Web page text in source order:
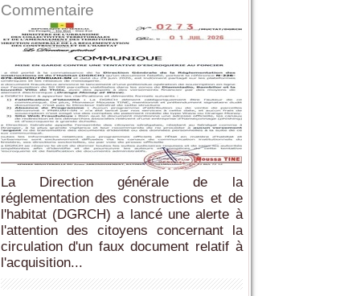
Commentaire
La Direction générale de la
réglementation des constructions et de
l'habitat (DGRCH) a lancé une alerte à
l'attention des citoyens concernant la
circulation d'un faux document relatif à
l'acquisition...